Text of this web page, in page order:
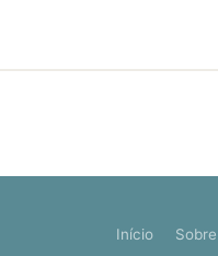
Início Sobre